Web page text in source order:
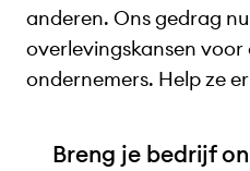
anderen. Ons gedrag
overlevingskansen voor
ondernemers. Help ze
Breng je bedrijf